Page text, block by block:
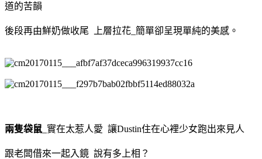
道的苦韻
後段再由鮮奶做收尾 上層拉花_簡單卻呈現單純的美感。
兩隻袋鼠 _實在太惹人愛 讓Dustin住在心裡少女跑出來見人
跟老闆借來一起入鏡 說有多上相？